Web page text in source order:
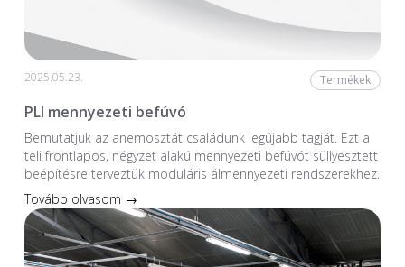
2025.05.23. Termékek
PLI mennyezeti befúvó
Bemutatjuk az anemosztát családunk legújabb tagját. Ezt a
teli frontlapos, négyzet alakú mennyezeti befúvót süllyesztett
beépítésre terveztük moduláris álmennyezeti rendszerekhez.
Tovább olvasom →